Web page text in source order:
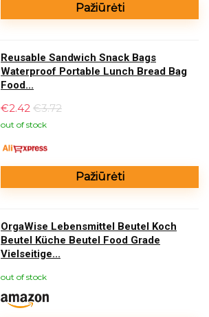
Pažiūrėti
Reusable Sandwich Snack Bags
Waterproof Portable Lunch Bread Bag
Food...
€2.42 €3.72
out of stock
Pažiūrėti
OrgaWise Lebensmittel Beutel Koch
Beutel Küche Beutel Food Grade
Vielseitige...
out of stock